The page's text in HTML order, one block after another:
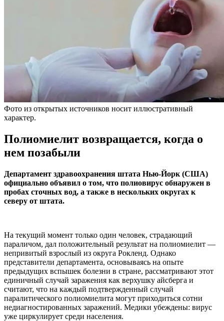
Фото из открытых источников носит иллюстративный
характер.
Полиомиелит возвращается, когда о
нем позабыли
Департамент здравоохранения штата Нью-Йорк (США)
официально объявил о том, что полиовирус обнаружен в
пробах сточных вод, а также в нескольких округах к
северу от штата.
На текущий момент только один человек, страдающий
параличом, дал положительный результат на полиомиелит —
непривитый взрослый из округа Рокленд. Однако
представители департамента, основываясь на опыте
предыдущих вспышек болезни в стране, рассматривают этот
единичный случай заражения как верхушку айсберга и
считают, что на каждый подтвержденный случай
паралитического полиомиелита могут приходиться сотни
недиагностированных заражений. Медики убеждены: вирус
уже циркулирует среди населения.